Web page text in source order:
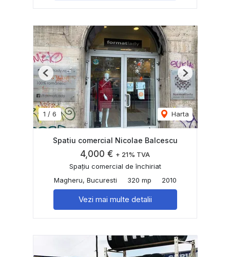
1 / 6 Harta
Previous Next
Spatiu comercial Nicolae Balcescu
4,000 € + 21% TVA
Spațiu comercial de închiriat
Magheru, Bucuresti
320 mp 2010
Vezi mai multe detalii